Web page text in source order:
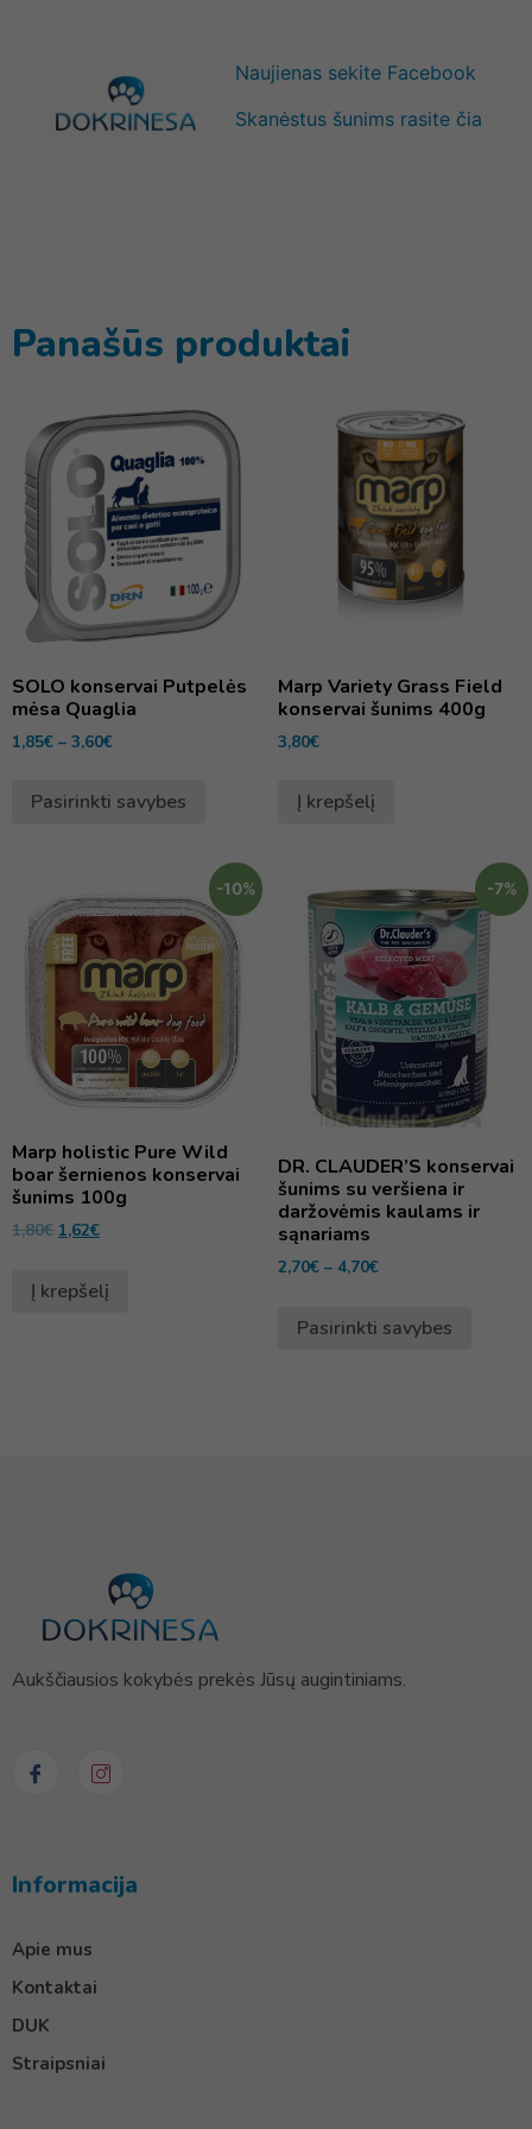
Naujienas sekite Facebook
Skanėstus šunims rasite čia
Panašūs produktai
SOLO konservai Putpelės
mėsa Quaglia
1,85€ – 3,60€
Pasirinkti savybes
Marp Variety Grass Field
konservai šunims 400g
3,80€
Į krepšelį
-10%
Marp holistic Pure Wild
boar šernienos konservai
šunims 100g
1,80€ 1,62€
Į krepšelį
-7%
DR. CLAUDER’S konservai
šunims su veršiena ir
daržovėmis kaulams ir
sąnariams
2,70€ – 4,70€
Pasirinkti savybes
Aukščiausios kokybės prekės Jūsų augintiniams.
Informacija
Apie mus
Kontaktai
DUK
Straipsniai